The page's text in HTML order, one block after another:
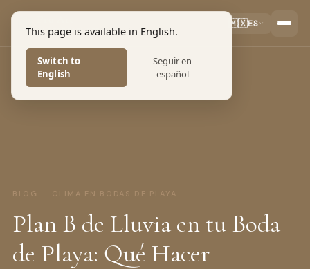
This page is available in English.
Switch to
English
Seguir en
español
PHOTOGRAPHERS
🇲🇽ES
BLOG — CLIMA EN BODAS DE PLAYA
Plan B de Lluvia en tu Boda
de Playa: Qué Hacer